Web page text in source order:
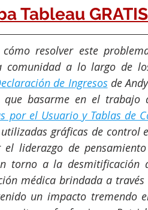
Tableau
resolver este
comunidad a lo largo de
de Ingresos de
basarme en el trabajo
por el Usuario y Tablas de
gráficas de control
el liderazgo de
torno a la desmitificación
médica brindada a
un impacto tremendo